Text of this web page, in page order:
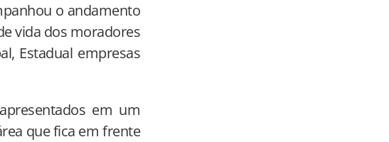
o andamento
vida dos moradores
Estadual empresas
em um
que fica em frente